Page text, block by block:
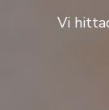
Vi